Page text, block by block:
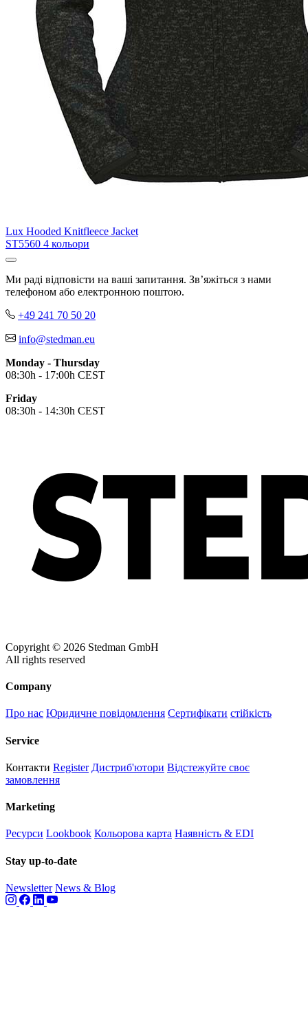
Lux Hooded Knitfleece Jacket
ST5560 4 кольори
Ми раді відповісти на ваші запитання. Зв’яжіться з нами
телефоном або електронною поштою.
+49 241 70 50 20
info@stedman.eu
Monday - Thursday
08:30h - 17:00h CEST
Friday
08:30h - 14:30h CEST
Copyright © 2026 Stedman GmbH
All rights reserved
Company
Про нас Юридичне повідомлення Сертифікати стійкість
Service
Контакти Register Дистриб'ютори Відстежуйте своє
замовлення
Marketing
Ресурси Lookbook Кольорова карта Наявність & EDI
Stay up-to-date
Newsletter News & Blog